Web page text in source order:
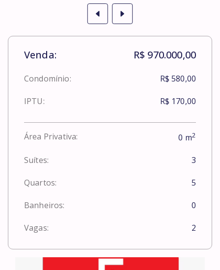
Venda: R$ 970.000,00
Condomínio: R$ 580,00
IPTU: R$ 170,00
Área Privativa: 0 m2
Suítes: 3
Quartos: 5
Banheiros: 0
Vagas: 2